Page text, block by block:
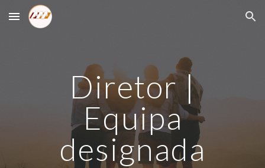
Skip to main content Skip to navigation
Diretor |
Equipa
designada